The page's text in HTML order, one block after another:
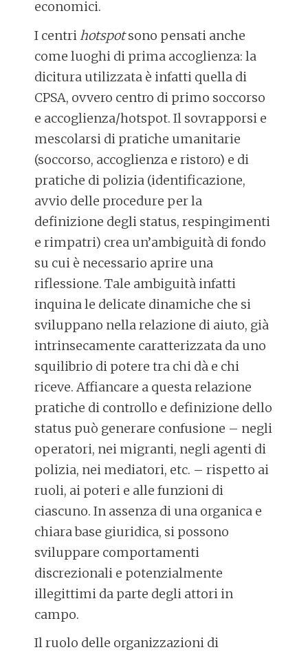
economici.
I centri hotspotsono pensati anche
come luoghi di prima accoglienza: la
dicitura utilizzata è infatti quella di
CPSA, ovvero centro di primo soccorso
e accoglienza/hotspot. Il sovrapporsi e
mescolarsi di pratiche umanitarie
(soccorso, accoglienza e ristoro) e di
pratiche di polizia (identificazione,
avvio delle procedure per la
definizione degli status, respingimenti
e rimpatri) crea un’ambiguità di fondo
su cui è necessario aprire una
riflessione. Tale ambiguità infatti
inquina le delicate dinamiche che si
sviluppano nella relazione di aiuto, già
intrinsecamente caratterizzata da uno
squilibrio di potere tra chi dà e chi
riceve. Affiancare a questa relazione
pratiche di controllo e definizione dello
status può generare confusione – negli
operatori, nei migranti, negli agenti di
polizia, nei mediatori, etc. – rispetto ai
ruoli, ai poteri e alle funzioni di
ciascuno. In assenza di una organica e
chiara base giuridica, si possono
sviluppare comportamenti
discrezionali e potenzialmente
illegittimi da parte degli attori in
campo.
Il ruolo delle organizzazioni di